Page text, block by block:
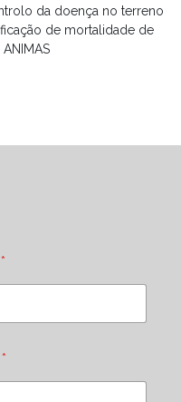
da doença no terreno
de mortalidade de
*
*